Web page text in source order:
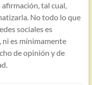
afirmación, tal cual,
No todo lo que
sociales es
es mínimamente
de opinión y de